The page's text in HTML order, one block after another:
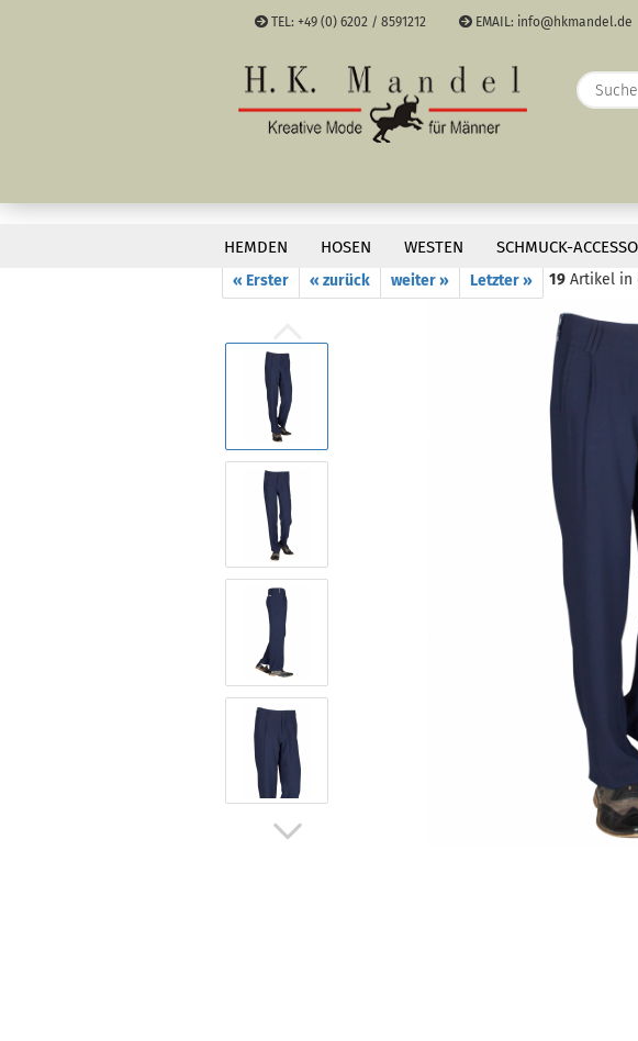
TEL: +49 (0) 6202 / 8591212 EMAIL: info@hkmandel.de
Sprache auswählen
Lieferland
HEMDEN HOSEN WESTEN SCHMUCK-
« Erster « zurück weiter » Letzter » 19 Artikel in